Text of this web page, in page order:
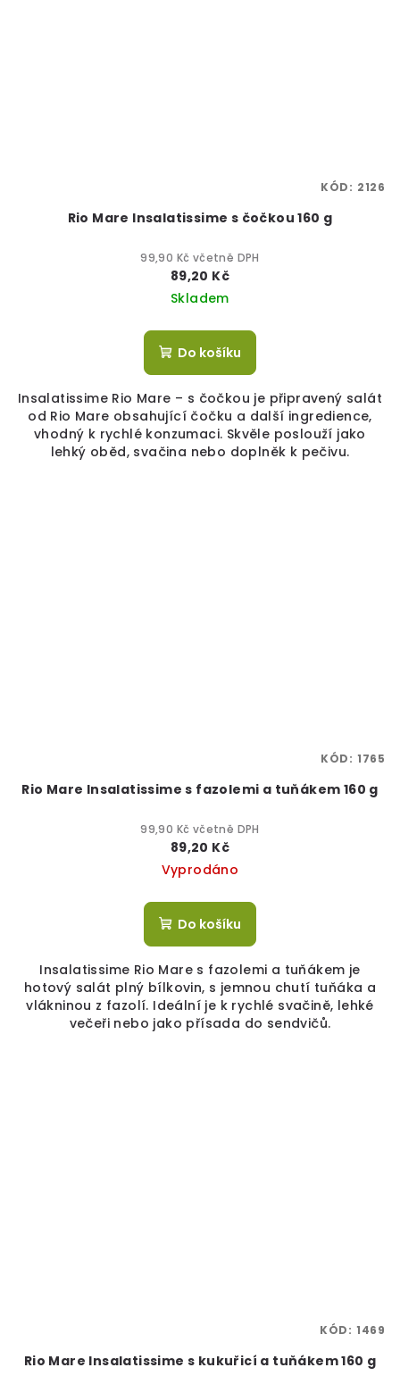
Rio Mare Insalatissime s čočkou 160 g
99,90 Kč včetně DPH
89,20 Kč
Skladem
Do košíku
Insalatissime Rio Mare – s čočkou je připravený salát
od Rio Mare obsahující čočku a další ingredience,
vhodný k rychlé konzumaci. Skvěle poslouží jako
lehký oběd, svačina nebo doplněk k pečivu.
KÓD: 2126
Rio Mare Insalatissime s fazolemi a tuňákem 160 g
99,90 Kč včetně DPH
89,20 Kč
Vyprodáno
Do košíku
Insalatissime Rio Mare s fazolemi a tuňákem je
hotový salát plný bílkovin, s jemnou chutí tuňáka a
vlákninou z fazolí. Ideální je k rychlé svačině, lehké
večeři nebo jako přísada do sendvičů.
KÓD: 1765
Rio Mare Insalatissime s kukuřicí a tuňákem 160 g
KÓD: 1469